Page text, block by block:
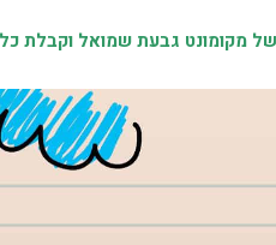
מקומונט גבעת שמואל וקבלת כל